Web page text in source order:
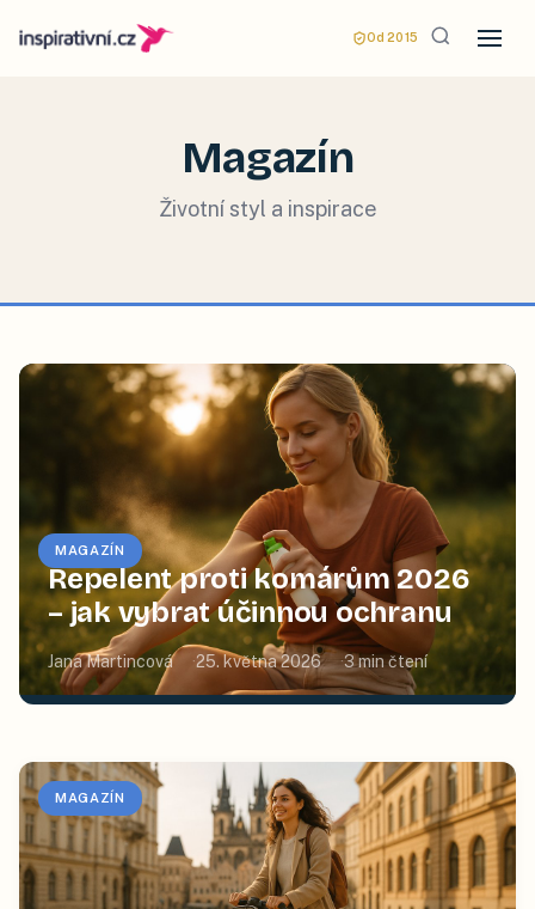
Od 2015
Magazín
Životní styl a inspirace
MAGAZÍN
Repelent proti komárům 2026
– jak vybrat účinnou ochranu
Jana Martincová 25. května 2026 3min čtení
MAGAZÍN